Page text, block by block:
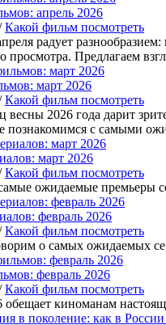
апрель 2026
Какой фильм посмотреть
радует
просмотра. Предлагаем
март 2026
Какой фильм посмотреть
весны 2026 года дарит
познакомимся с самыми
март 2026
Какой фильм посмотреть
ожидаемые премьеры
февраль 2026
Какой фильм посмотреть
о самых ожидаемых
февраль 2026
Какой фильм посмотреть
обещает киноманам